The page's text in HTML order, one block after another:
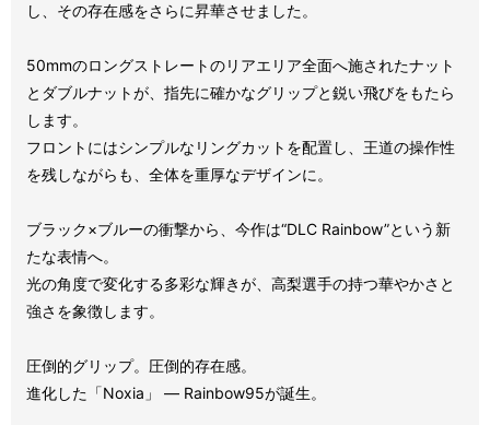
し、その存在感をさらに昇華させました。
50mmのロングストレートのリアエリア全面へ施されたナット
とダブルナットが、指先に確かなグリップと鋭い飛びをもたら
します。
フロントにはシンプルなリングカットを配置し、王道の操作性
を残しながらも、全体を重厚なデザインに。
ブラック×ブルーの衝撃から、今作は“DLC Rainbow”という新
たな表情へ。
光の角度で変化する多彩な輝きが、高梨選手の持つ華やかさと
強さを象徴します。
圧倒的グリップ。圧倒的存在感。
進化した「Noxia」 ― Rainbow95が誕生。